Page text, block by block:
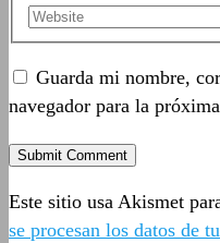
Guarda mi nombre,
navegador para la
Este sitio usa Akismet
se procesan los datos de